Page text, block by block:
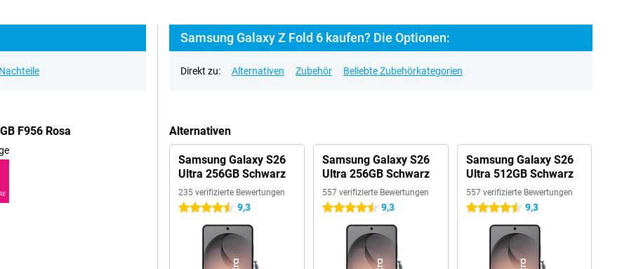
F956 Rosa
Samsung Galaxy Z Fold 6 kaufen? Die Optionen:
Direkt zu: Alternativen Zubehör Beliebte Zubehörkategorien
Alternativen
Samsung Galaxy S26
Ultra 256GB Schwarz
235 verifizierte Bewertungen
4.5 Sterne 9,3
Samsung Galaxy S26
Ultra 256GB Schwarz
557 verifizierte Bewertungen
4.5 Sterne 9,3
Samsung Galaxy S26
Ultra 512GB Schwarz
557 verifizierte Bewertungen
4.5 Sterne 9,3